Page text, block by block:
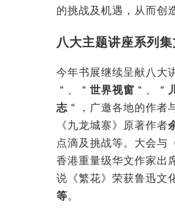
的挑战及机遇，从而创
八大主题讲座系列
今年书展继续呈献八大
＂、＂ 世界视窗 ＂、＂
志 ＂，广邀各地的作者
《九龙城寨》原著作者
点滴及挑战等。大会与
香港重量级华文作家出
说《繁花》荣获鲁迅文
等。